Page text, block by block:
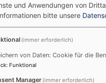
und
etwa um 13:15
von einer halben
Möglichkeit, leise zu
Fachkräften ein
zuzuhören.
und Anwendungen von
bitte unsere
(immer erforderlich)
von Daten: Cookie für die
: Funktional
Manager (immer erforderlich)